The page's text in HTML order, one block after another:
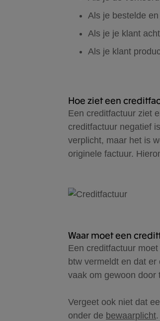
Als je bestelde
Als je je klant
Als je klant
Hoe ziet een
Een creditfactuur ziet
creditfactuur negatief
verplicht, maar het is
originele factuur.
Waar moet een
Een creditfactuur
btw vermeldt en dat er
vaak om gewoon door
Vergeet ook niet dat
onder de bewaarplicht.